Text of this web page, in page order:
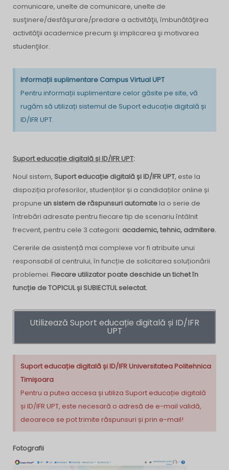
comunicare, unelte de comunicare, unelte de
susţinere/desfăşurare/predare a activităţii, îmbunătăţirea
activităţii academice precum şi implicarea şi motivarea
studenţilor.
Informații suplimentare Campus Virtual UPT
Pentru informații suplimentare celor găsite pe site, vă
rugăm să utilizați sistemul de Suport educație digitală și
ID/IFR UPT.
Suport educație digitală și ID/IFR UPT:
Noul sistem, Suport educație digitală și ID/IFR UPT, este la
dispoziția profesorilor, studenților și a candidaților online și
propune un sistem de răspunsuri automate la o serie de
întrebări adresate pentru fiecare tip de scenariu întâlnit
frecvent, pentru cele 3 categorii: academic, tehnic, admitere.
Cererile de asistență mai complexe vor fi atribuite unui
responsabil al centrului, în funcție de solicitarea soluționării
problemei. Fiecare utilizator poate deschide un tichet în
funcție de TOPICUL și SUBIECTUL selectat.
Utilizează Suport educație digitală și ID/IFR
UPT
Suport educație digitală și ID/IFR Universitatea Politehnica
Timișoara
Pentru a putea accesa și utiliza Suport educație digitală
și ID/IFR UPT, este necesară o adresă de e-mail validă,
deoarece se pot trimite răspunsuri și prin e-mail!
Fotografii